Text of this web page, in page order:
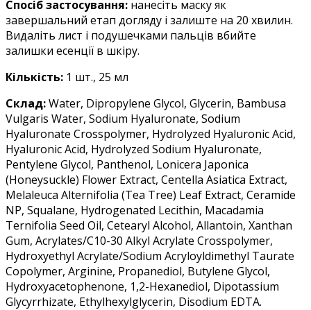
Спосіб застосування: нанесіть маску як
завершальний етап догляду і залиште на 20 хвилин.
Видаліть лист і подушечками пальців вбийте
залишки есенції в шкіру.
Кількість: 1 шт., 25 мл
Склад:Water, Dipropylene Glycol, Glycerin, Bambusa
Vulgaris Water, Sodium Hyaluronate, Sodium
Hyaluronate Crosspolymer, Hydrolyzed Hyaluronic Acid,
Hyaluronic Acid, Hydrolyzed Sodium Hyaluronate,
Pentylene Glycol, Panthenol, Lonicera Japonica
(Honeysuckle) Flower Extract, Centella Asiatica Extract,
Melaleuca Alternifolia (Tea Tree) Leaf Extract, Ceramide
NP, Squalane, Hydrogenated Lecithin, Macadamia
Ternifolia Seed Oil, Cetearyl Alcohol, Allantoin, Xanthan
Gum, Acrylates/C10-30 Alkyl Acrylate Crosspolymer,
Hydroxyethyl Acrylate/Sodium Acryloyldimethyl Taurate
Copolymer, Arginine, Propanediol, Butylene Glycol,
Hydroxyacetophenone, 1,2-Hexanediol, Dipotassium
Glycyrrhizate, Ethylhexylglycerin, Disodium EDTA.